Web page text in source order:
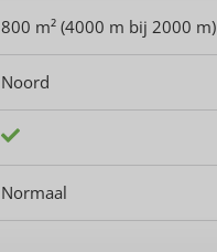
800 m² (4000 m bij 2000 m)
Noord
Normaal